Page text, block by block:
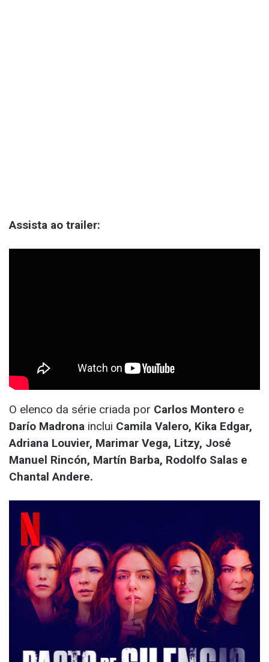
Assista ao trailer:
O elenco da série criada por Carlos Montero e
Darío Madrona inclui Camila Valero, Kika Edgar,
Adriana Louvier, Marimar Vega, Litzy, José
Manuel Rincón, Martín Barba, Rodolfo Salas e
Chantal Andere.